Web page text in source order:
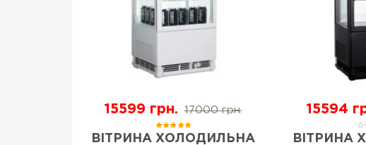
15599 грн. 17000 грн.
ВІТРИНА ХОЛОДИЛЬНА
15594
ВІТРИНА